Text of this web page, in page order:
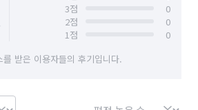
3점
0
2점
0
1점
0
받은 이용자들의 후기입니다.